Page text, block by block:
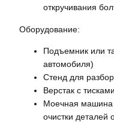
откручивания
Оборудование:
Подъемник или
автомобиля)
Стенд для
Верстак с тисками
Моечная машина
очистки деталей